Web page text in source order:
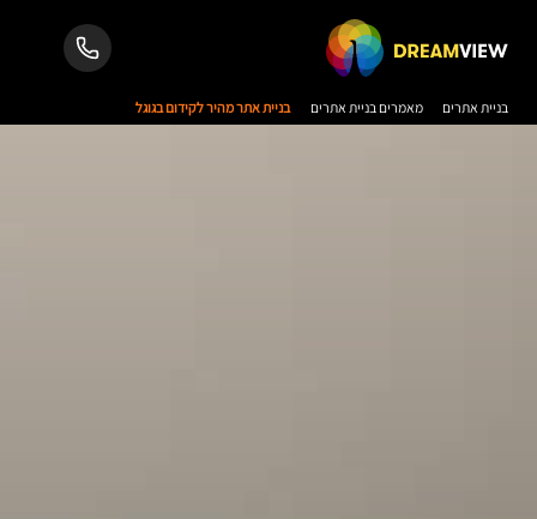
בניית אתרים מאמרים בניית אתרים בניית אתר מהיר לקידום בגוגל